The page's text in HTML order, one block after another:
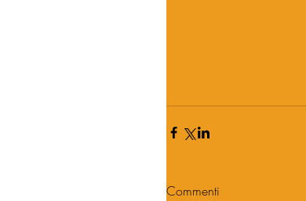
Commenti